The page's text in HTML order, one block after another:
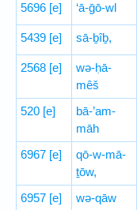
5696 [e] ‘ā-ḡō-wl
5439 [e] sā-ḇîḇ,
2568 [e]
wə-ḥā-
mêš
520 [e]
bā-’am-
māh
6967 [e]
qō-w-mā-
ṯōw,
6957 [e] wə-qāw